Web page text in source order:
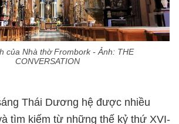
của Nhà thờ Frombork - Ảnh: THE
CONVERSATION
Thái Dương hệ được nhiều
tìm kiếm từ những thế kỷ thứ XVI-